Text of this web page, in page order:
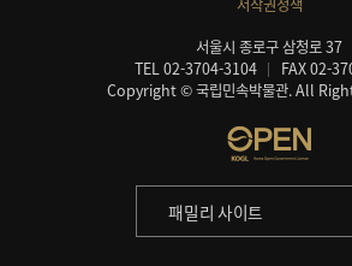
서울시 종로구 삼청로 37
TEL 02-3704-3104
FAX 02-
Copyright © 국립민속박물관. All
패밀리 사이트